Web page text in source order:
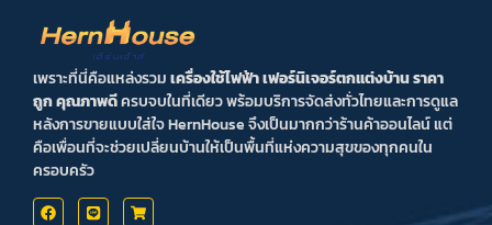
เพราะที่นี่คือแหล่งรวมเครื่องใช้ไฟฟ้า เฟอร์นิเจอร์ตกแต่งบ้าน ราคา
ถูก คุณภาพดีครบจบในที่เดียว พร้อมบริการจัดส่งทั่วไทยและการดูแล
หลังการขายแบบใส่ใจ HernHouse จึงเป็นมากกว่าร้านค้าออนไลน์ แต่
คือเพื่อนที่จะช่วยเปลี่ยนบ้านให้เป็นพื้นที่แห่งความสุขของทุกคนใน
ครอบครัว